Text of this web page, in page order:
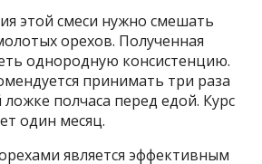
этой смеси нужно смешать
орехов. Полученная
однородную консистенцию.
принимать три раза
полчаса перед едой. Курс
один месяц.
является эффективным